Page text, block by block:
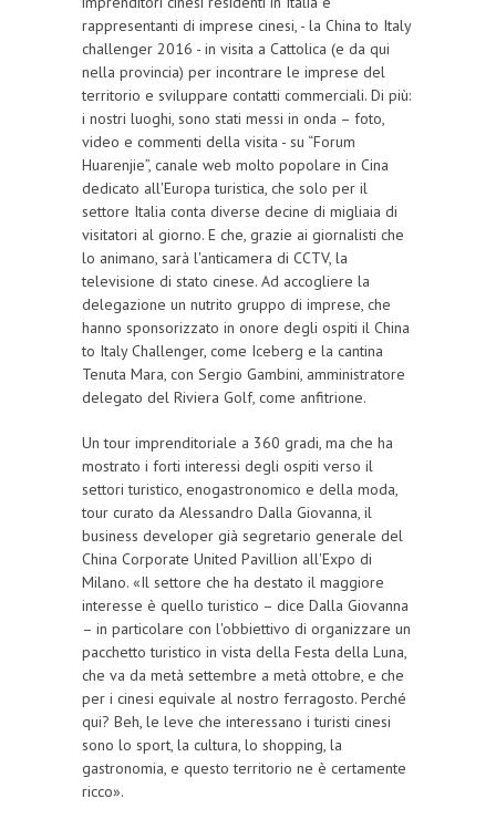
rappresentanti di imprese cinesi, - la China to Italy
challenger 2016 - in visita a Cattolica (e da qui
nella provincia) per incontrare le imprese del
territorio e sviluppare contatti commerciali. Di più:
i nostri luoghi, sono stati messi in onda – foto,
video e commenti della visita - su “Forum
Huarenjie”, canale web molto popolare in Cina
dedicato all'Europa turistica, che solo per il
settore Italia conta diverse decine di migliaia di
visitatori al giorno. E che, grazie ai giornalisti che
lo animano, sarà l'anticamera di CCTV, la
televisione di stato cinese. Ad accogliere la
delegazione un nutrito gruppo di imprese, che
hanno sponsorizzato in onore degli ospiti il China
to Italy Challenger, come Iceberg e la cantina
Tenuta Mara, con Sergio Gambini, amministratore
delegato del Riviera Golf, come anfitrione.
Un tour imprenditoriale a 360 gradi, ma che ha
mostrato i forti interessi degli ospiti verso il
settori turistico, enogastronomico e della moda,
tour curato da Alessandro Dalla Giovanna, il
business developer già segretario generale del
China Corporate United Pavillion all'Expo di
Milano. «Il settore che ha destato il maggiore
interesse è quello turistico – dice Dalla Giovanna
– in particolare con l'obbiettivo di organizzare un
pacchetto turistico in vista della Festa della Luna,
che va da metà settembre a metà ottobre, e che
per i cinesi equivale al nostro ferragosto. Perché
qui? Beh, le leve che interessano i turisti cinesi
sono lo sport, la cultura, lo shopping, la
gastronomia, e questo territorio ne è certamente
ricco».